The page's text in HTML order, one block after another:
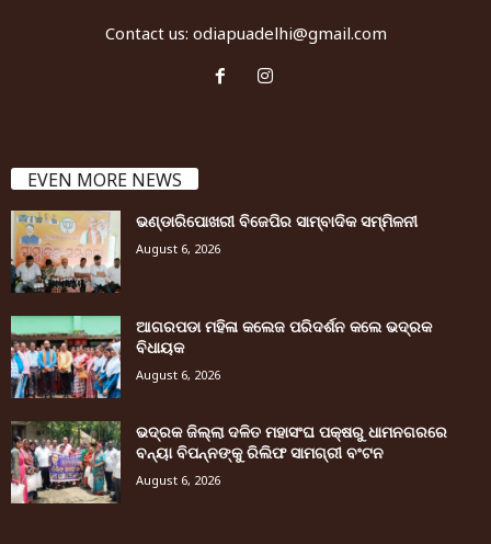
Contact us: odiapuadelhi@gmail.com
EVEN MORE NEWS
ଭଣ୍ଡାରିପୋଖରୀ ବିଜେପିର ସାମ୍ବାଦିକ ସମ୍ମିଳନୀ
August 6, 2026
ଆଗରପଡା ମହିଳା କଲେଜ ପରିଦର୍ଶନ କଲେ ଭଦ୍ରକ
ବିଧାୟକ
August 6, 2026
ଭଦ୍ରକ ଜିଲ୍ଲା ଦଳିତ ମହାସଂଘ ପକ୍ଷରୁ ଧାମନଗରରେ
ବନ୍ୟା ବିପନ୍ନଙ୍କୁ ରିଲିଫ ସାମଗ୍ରୀ ବଂଟନ
August 6, 2026